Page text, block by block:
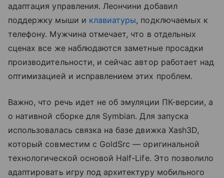
адаптация управления. Леончини добавил
поддержку мыши и клавиатуры, подключаемых к
телефону. Мужчина отмечает, что в отдельных
сценах все же наблюдаются заметные просадки
производительности, и сейчас автор работает над
оптимизацией и исправлением этих проблем.
Важно, что речь идет не об эмуляции ПК-версии, а
о нативной сборке для Symbian. Для запуска
использовалась связка на базе движка Xash3D,
который совместим с GoldSrc — оригинальной
технологической основой Half-Life. Это позволило
адаптировать игру под архитектуру мобильного